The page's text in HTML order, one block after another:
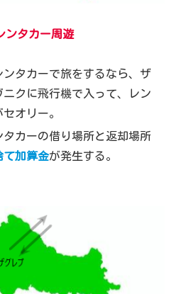
ンタカー周遊
タカーで旅をするなら、ザ
クに飛行機で入って、レン
オリー。
カーの借り場所と返却場所
て加算金が発生する。